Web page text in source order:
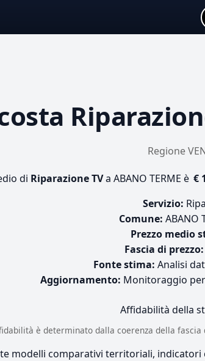
Regione
di Riparazione TVa ABANO TERME è €
Servizio:
Comune: ABANO
Prezzo medio
Fascia di prezzo:
Fonte stima: Analisi
Aggiornamento: Monitoraggio
Affidabilità della
è determinato dalla coerenza della
modelli comparativi territoriali,